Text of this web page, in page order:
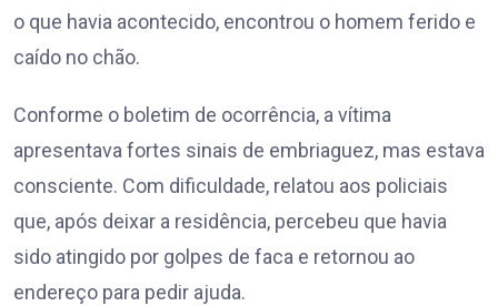
o que havia acontecido, encontrou o homem ferido e
caído no chão.
Conforme o boletim de ocorrência, a vítima
apresentava fortes sinais de embriaguez, mas estava
consciente. Com dificuldade, relatou aos policiais
que, após deixar a residência, percebeu que havia
sido atingido por golpes de faca e retornou ao
endereço para pedir ajuda.